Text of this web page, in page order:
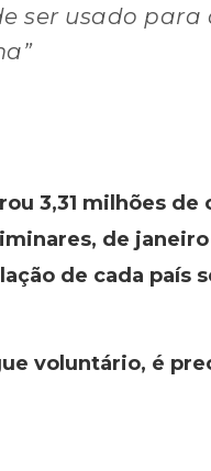
ser usado
3,31 milhões
de
de cada país
voluntário, é